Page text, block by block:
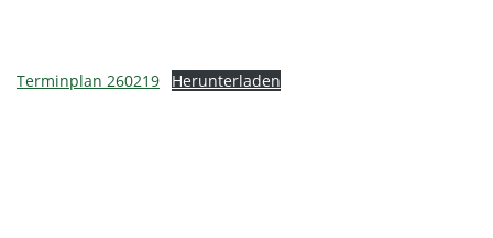
Terminplan 260219 Herunterladen